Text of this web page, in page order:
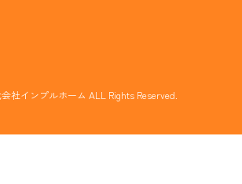
社インプルホーム ALL Rights Reserved.